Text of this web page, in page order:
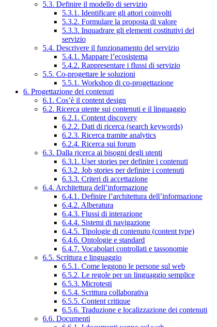
5.3. Definire il modello di servizio
5.3.1. Identificare gli attori coinvolti
5.3.2. Formulare la proposta di valore
5.3.3. Inquadrare gli elementi costitutivi del
servizio
5.4. Descrivere il funzionamento del servizio
5.4.1. Mappare l’ecosistema
5.4.2. Rappresentare i flussi di servizio
5.5. Co-progettare le soluzioni
5.5.1. Workshop di co-progettazione
6. Progettazione dei contenuti
6.1. Cos’è il content design
6.2. Ricerca utente sui contenuti e il linguaggio
6.2.1. Content discovery
6.2.2. Dati di ricerca (search keywords)
6.2.3. Ricerca tramite analytics
6.2.4. Ricerca sui forum
6.3. Dalla ricerca ai bisogni degli utenti
6.3.1. User stories per definire i contenuti
6.3.2. Job stories per definire i contenuti
6.3.3. Criteri di accettazione
6.4. Architettura dell’informazione
6.4.1. Definire l’architettura dell’informazione
6.4.2. Alberatura
6.4.3. Flussi di interazione
6.4.4. Sistemi di navigazione
6.4.5. Tipologie di contenuto (content type)
6.4.6. Ontologie e standard
6.4.7. Vocabolari controllati e tassonomie
6.5. Scrittura e linguaggio
6.5.1. Come leggono le persone sul web
6.5.2. Le regole per un linguaggio semplice
6.5.3. Microtesti
6.5.4. Scrittura collaborativa
6.5.5. Content critique
6.5.6. Traduzione e localizzazione dei contenuti
6.6. Documenti